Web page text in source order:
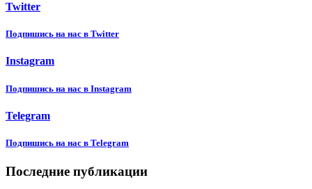
Twitter
Подпишиcь на нас в Twitter
Instagram
Подпишиcь на нас в Instagram
Telegram
Подпишиcь на нас в Telegram
Последние публикации